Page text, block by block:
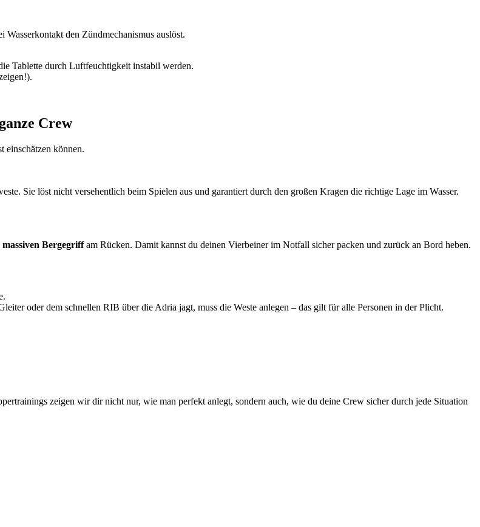
den Zündmechanismus auslöst.
Tablette durch Luftfeuchtigkeit instabil werden.
Crew
einschätzen können.
Sie löst nicht versehentlich beim Spielen aus und garantiert durch den großen Kragen die richtige Lage im Wasser.
massiven Bergegriffam Rücken. Damit kannst du deinen Vierbeiner im Notfall sicher packen und zurück an Bord heben.
oder dem schnellen RIB über die Adria jagt, muss die Weste anlegen – das gilt für alle Personen in der Plicht.
zeigen wir dir nicht nur, wie man perfekt anlegt, sondern auch, wie du deine Crew sicher durch jede Situation